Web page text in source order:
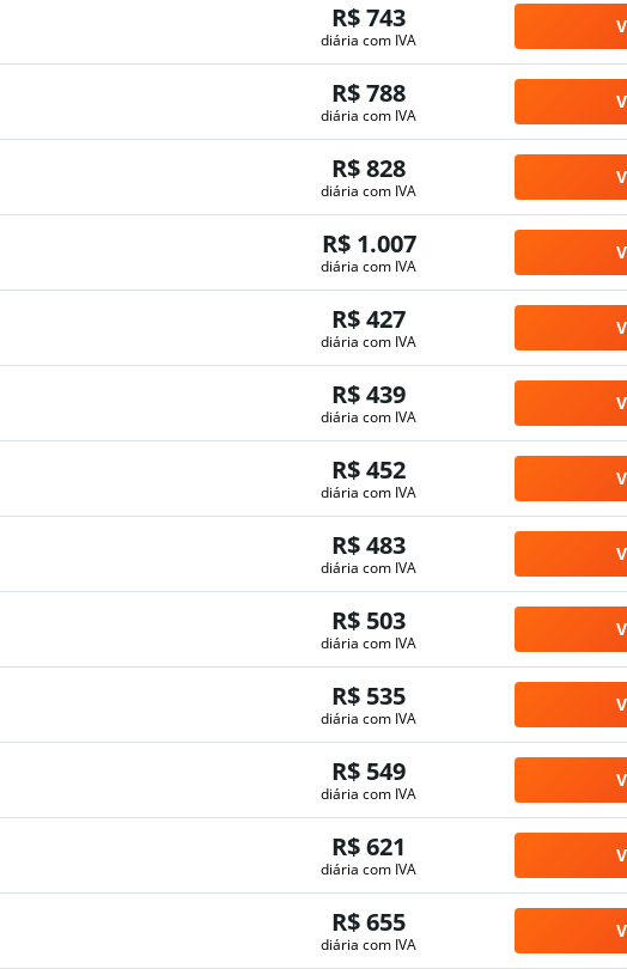
R$ 743
diária com IVA
R$ 788
diária com IVA
R$ 828
diária com IVA
R$ 1.007
diária com IVA
R$ 427
diária com IVA
R$ 439
diária com IVA
R$ 452
diária com IVA
R$ 483
diária com IVA
R$ 503
diária com IVA
R$ 535
diária com IVA
R$ 549
diária com IVA
R$ 621
diária com IVA
R$ 655
diária com IVA